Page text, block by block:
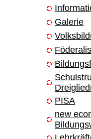
Galerie
PISA
new